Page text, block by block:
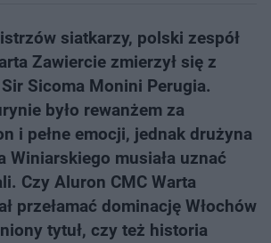
siatkarzy, polski zespół
Zawiercie zmierzył się z
Sicoma Monini Perugia.
było rewanżem za
i pełne emocji, jednak drużyna
Winiarskiego musiała uznać
Czy Aluron CMC Warta
przełamać dominację Włochów
tytuł, czy też historia